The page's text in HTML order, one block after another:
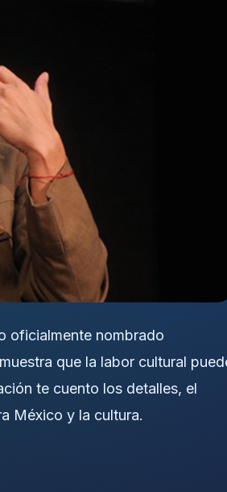
oficialmente nombrado
que la labor cultural
te cuento los detalles, el
México y la cultura.